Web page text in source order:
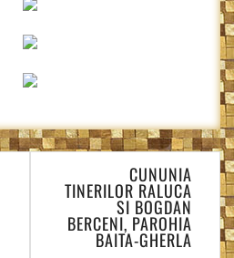
CUNUNIA
TINERILOR RALUCA
SI BOGDAN
BERCENI, PAROHIA
BAITA-GHERLA